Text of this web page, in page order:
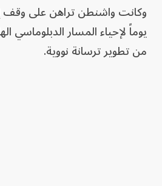
يوماً لإحياء المسار الدبلوماسي
من تطوير ترسانة نووية.